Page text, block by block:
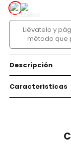
Llévatelo y
método que
Descripción
Caracteristicas